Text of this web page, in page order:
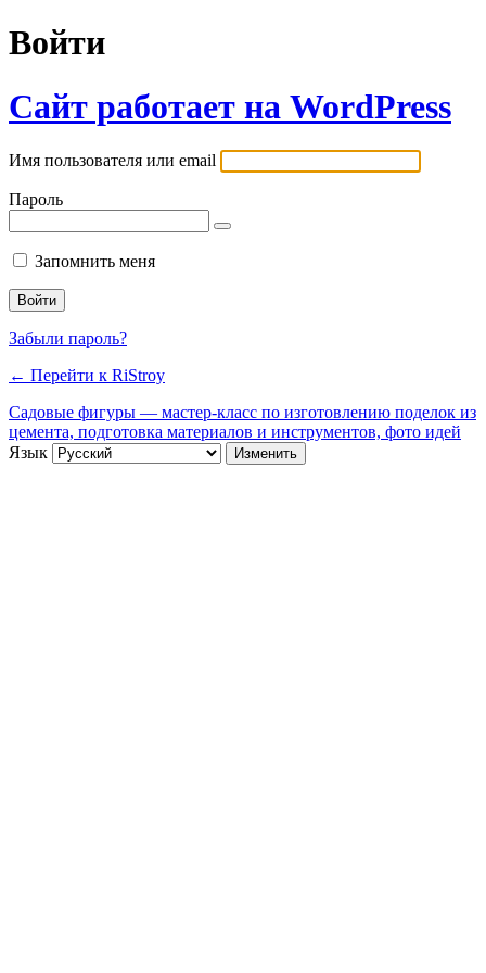
Войти
Сайт работает на WordPress
Имя пользователя или email
Пароль
Запомнить меня
Забыли пароль?
← Перейти к RiStroy
Садовые фигуры — мастер-класс по изготовлению поделок из
цемента, подготовка материалов и инструментов, фото идей
Язык